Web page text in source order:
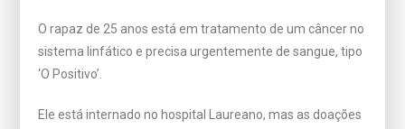
O rapaz de 25 anos está em tratamento de um câncer no
sistema linfático e precisa urgentemente de sangue, tipo
‘O Positivo’.
Ele está internado no hospital Laureano, mas as doações